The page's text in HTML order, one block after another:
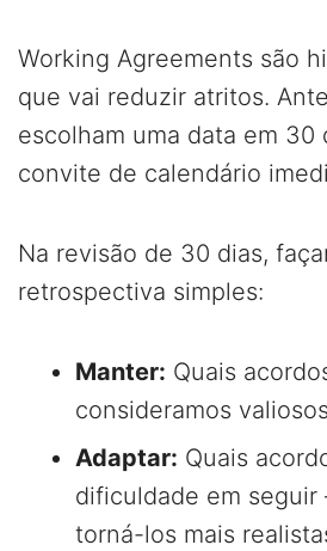
Working Agreements são
que vai reduzir atritos.
escolham uma data em 30
convite de calendário
Na revisão de 30 dias,
retrospectiva simples:
Manter: Quais
consideramos
Adaptar: Quais
dificuldade em seguir
torná-los mais